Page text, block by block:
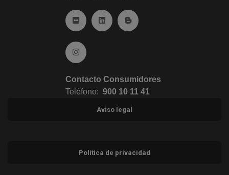
Ir a Flickr (abre en ventana nueva)
Ir a Linkedin (abre en ventana nueva)
Ir al Blog (abre en ventana
Ir a Instagram (abre en ventana nueva)
Contacto Consumidores
Teléfono: 900 10 11 41
Aviso legal
Política de privacidad